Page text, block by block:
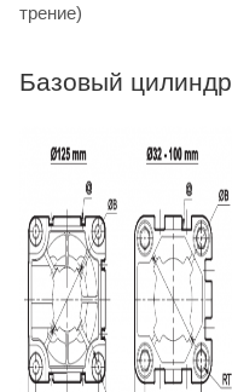
трение)
Базовый цилиндр